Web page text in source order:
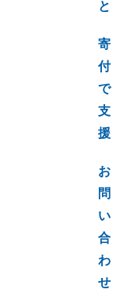
と
寄
付
で
支
援
お
問
い
合
わ
せ